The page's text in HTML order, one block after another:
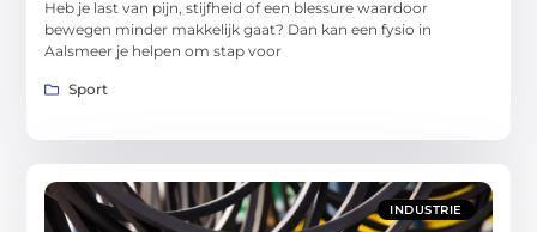
Heb je last van pijn, stijfheid of een blessure waardoor
bewegen minder makkelijk gaat? Dan kan een fysio in
Aalsmeer je helpen om stap voor
Sport
INDUSTRIE